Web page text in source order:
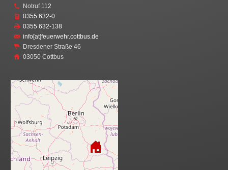
Notruf 112
0355 632-0
0355 632-138
info[at]feuerwehr.cottbus.de
Dresdener Straße 46
03050 Cottbus